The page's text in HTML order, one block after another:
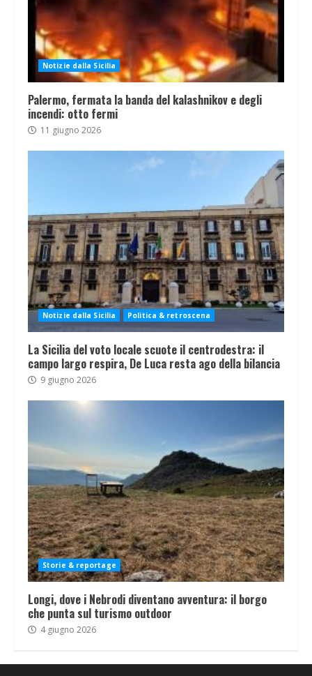
Notizie dalla Sicilia
Palermo, fermata la banda del kalashnikov e degli
incendi: otto fermi
11 giugno 2026
Notizie dalla Sicilia Politica & retroscena
La Sicilia del voto locale scuote il centrodestra: il
campo largo respira, De Luca resta ago della bilancia
9 giugno 2026
Storie & reportage
Longi, dove i Nebrodi diventano avventura: il borgo
che punta sul turismo outdoor
4 giugno 2026